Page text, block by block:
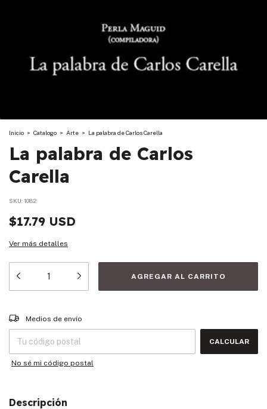
Inicio > Catalogo > Arte > La palabra de Carlos Carella
La palabra de Carlos
Carella
SKU: 1082
$17.79 USD
Ver más detalles
Entregas para el CP:
Medios de envío
CALCULAR
No sé mi código postal
Descripción